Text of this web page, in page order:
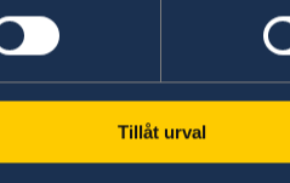
Tillåt urval
uppdaterad 12 maj 2022, 16.14